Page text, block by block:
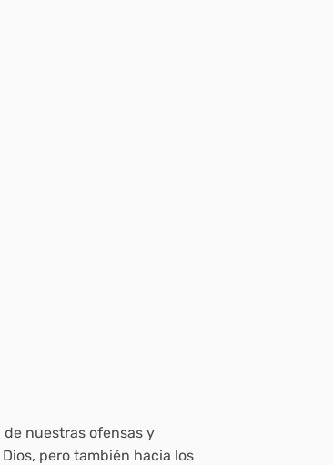
nuestras ofensas y
pero también hacia los